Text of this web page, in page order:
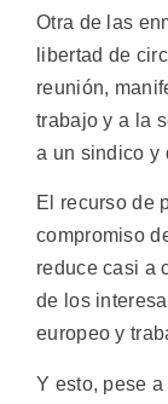
Otra de las
libertad de
reunión,
trabajo y a la
a un sindico y
El recurso de
compromiso
reduce casi a
de los
europeo y
Y esto, pese